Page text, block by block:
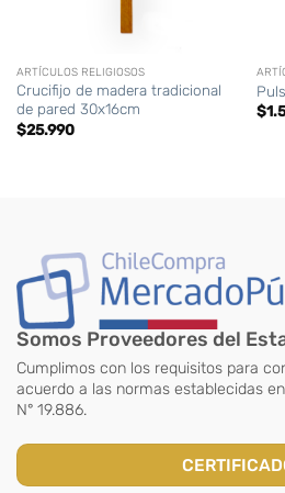
ARTÍCULOS RELIGIOSOS
Crucifijo de madera tradicional
de pared 30x16cm
$25.990
$
Somos Proveedores del
Cumplimos con los requisitos para
acuerdo a las normas establecidas
N° 19.886.